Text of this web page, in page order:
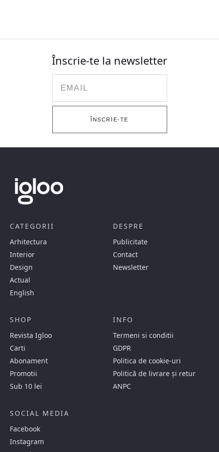
Înscrie-te la newsletter
ÎNSCRIE-TE
CATEGORII
Arhitectura
Interior
Design
Actual
English
DESPRE
Publicitate
Contact
Newsletter
SHOP
Revista Igloo
Carti
Abonament
Promotii
Sub 10 lei
INFO
Termeni si conditii
GDPR
Politica de cookie-uri
Politică de livrare și retur
ANPC
SOCIAL MEDIA
Facebook
Instagram